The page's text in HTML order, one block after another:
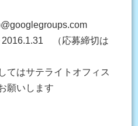
（応募締切は
てはサテライトオフィス
願いします